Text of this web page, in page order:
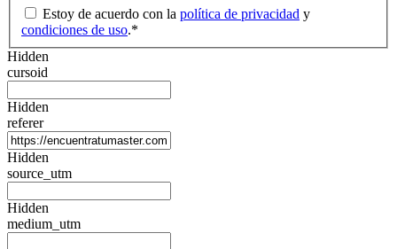
Estoy de acuerdo con la política de privacidad y
condiciones de uso.*
Hidden
cursoid
Hidden
referer
Hidden
source_utm
Hidden
medium_utm